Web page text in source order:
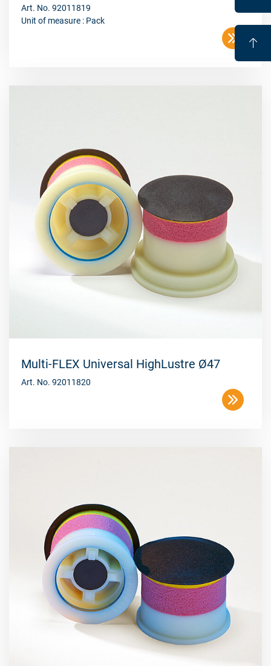
Art. No. 92011819
Unit of measure : Pack
Multi-FLEX Universal HighLustre Ø47
Art. No. 92011820